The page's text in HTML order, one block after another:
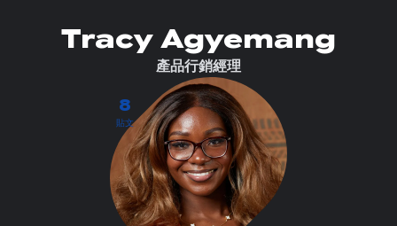
8
貼文
Tracy Agyemang
產品行銷經理